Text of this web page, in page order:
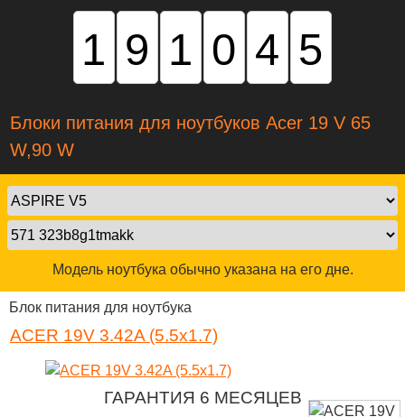
191045
Блоки питания для ноутбуков Acer 19 V 65
W,90 W
Модель ноутбука обычно указана на его дне.
Блок питания для ноутбука
ACER 19V 3.42A (5.5x1.7)
ГАРАНТИЯ 6 МЕСЯЦЕВ